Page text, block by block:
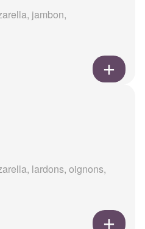
jambon,
lardons, oignons,